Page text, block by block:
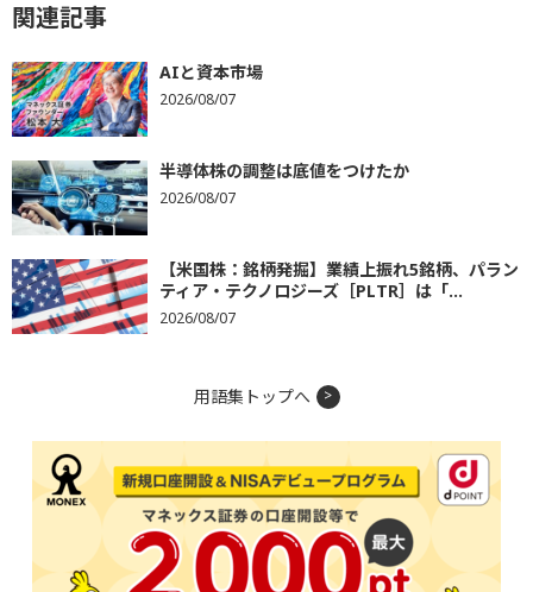
関連記事
AIと資本市場
2026/08/07
半導体株の調整は底値をつけたか
2026/08/07
【米国株：銘柄発掘】業績上振れ5銘柄、パラン
ティア・テクノロジーズ［PLTR］は「...
2026/08/07
用語集トップへ